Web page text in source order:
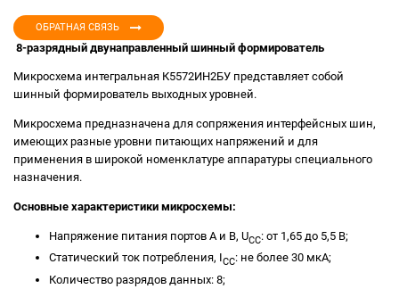
8-разрядный двунаправленный шинный формирователь
Микросхема интегральная К5572ИН2БУ представляет собой
шинный формирователь выходных уровней.
Микросхема предназначена для сопряжения интерфейсных шин,
имеющих разные уровни питающих напряжений и для
применения в широкой номенклатуре аппаратуры специального
назначения.
Основные характеристики микросхемы:
Напряжение питания портов A и B, UCC: от 1,65 до 5,5 В;
Статический ток потребления, ICC: не более 30 мкА;
Количество разрядов данных: 8;
ОБРАТНАЯ СВЯЗЬ